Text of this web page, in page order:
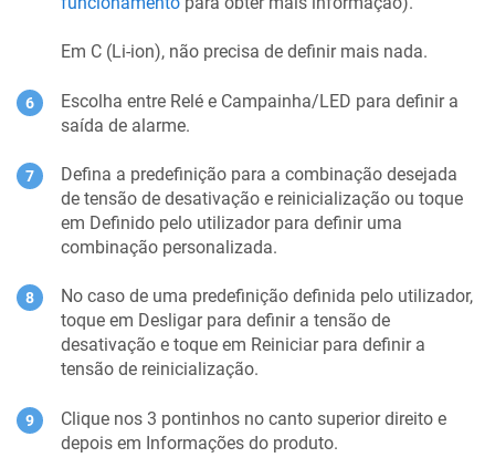
Em C (Li-ion), não precisa de definir mais nada.
Escolha entre Relé e Campainha/LED para definir a
saída de alarme.
Defina a predefinição para a combinação desejada
de tensão de desativação e reinicialização ou toque
em Definido pelo utilizador para definir uma
combinação personalizada.
No caso de uma predefinição definida pelo utilizador,
toque em Desligar para definir a tensão de
desativação e toque em Reiniciar para definir a
tensão de reinicialização.
Clique nos 3 pontinhos no canto superior direito e
depois em Informações do produto.